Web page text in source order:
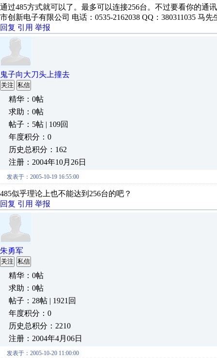
通过485方式就可以了。最多可以连接256台。不过要看你的通
市创新电子有限公司 电话：0535-2162038 QQ：380311035 马先
回复 引用 举报
鬼子向大刀头上撞去
关注 私信
精华：0帖
求助：0帖
帖子：5帖 | 109回
年度积分：0
历史总积分：162
注册：2004年10月26日
发表于：2005-10-19 16:55:00
485似乎理论上也不能达到256台的吧？
回复 引用 举报
朱勇军
关注 私信
精华：0帖
求助：0帖
帖子：28帖 | 1921回
年度积分：0
历史总积分：2210
注册：2004年4月06日
发表于：2005-10-20 11:00:00